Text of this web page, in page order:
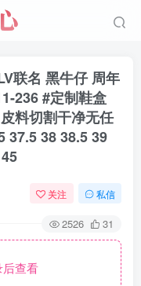
联名 黑牛仔 周年
236 #定制鞋盒
料切割干净无任
37.5 38 38.5 39
关注 私信
2526 31
查看